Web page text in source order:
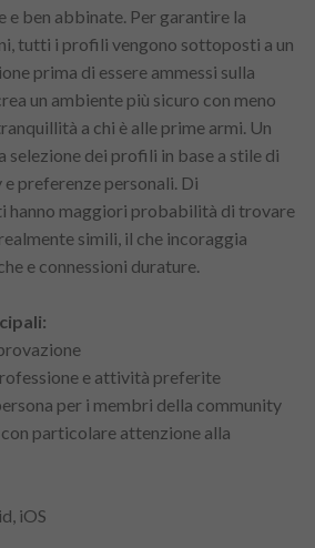
e ben abbinate. Per garantire la
tutti i profili vengono sottoposti a un
prima di essere ammessi sulla
un ambiente più sicuro con meno
a chi è alle prime armi. Un
selezione dei profili in base a stile di
preferenze personali. Di
hanno maggiori probabilità di trovare
simili, il che incoraggia
e connessioni durature.
e attività preferite
per i membri della community
particolare attenzione alla
iOS